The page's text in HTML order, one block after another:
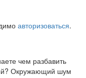
авторизоваться.
чем разбавить
Окружающий шум